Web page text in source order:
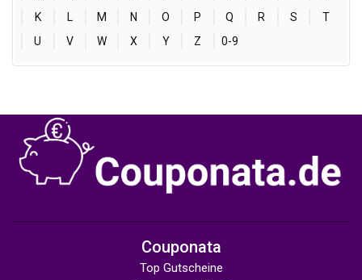
K
L M N O P Q R S
T
U
V W X Y Z 0-9
Couponata
Top Gutscheine